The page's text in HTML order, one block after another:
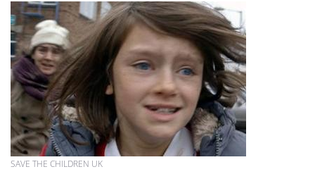
SAVE THE CHILDREN UK